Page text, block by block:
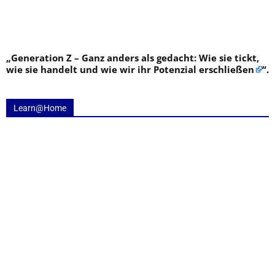
„Generation Z – Ganz anders als gedacht: Wie sie tickt,
wie sie handelt und wie wir ihr Potenzial erschließen
“.
Learn@Home